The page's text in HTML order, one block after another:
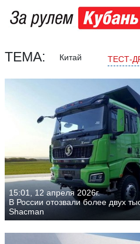
ТЕМА: Китай ТЕСТ-
15:01, 12 апреля 2026г.
В России отозвали более двух
Shacman